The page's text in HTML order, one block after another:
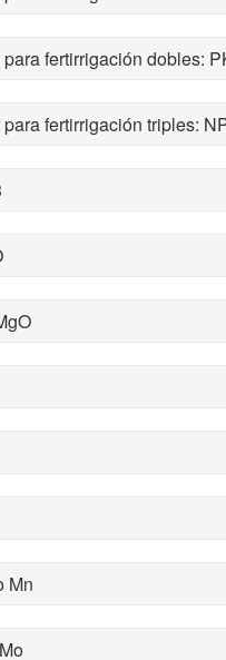
fertirrigación dobles:
fertirrigación triples:
Mn